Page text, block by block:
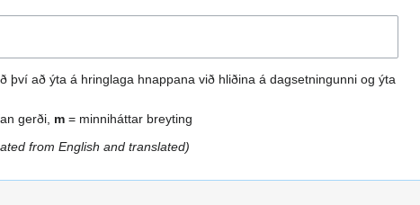
að ýta á hringlaga hnappana við hliðina á dagsetningunni og ýta
gerði, m = minniháttar breyting
from English and translated